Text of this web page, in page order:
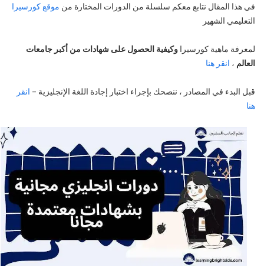
في هذا المقال نتابع معكم سلسلة من الدورات المختارة من موقع كورسيرا
التعليمي الشهير
لمعرفة ماهية كورسيرا وكيفية الحصول على شهادات من أكبر جامعات
العالم ، انقر هنا
قبل البدء في المصادر ، ننصحك بإجراء اختبار إجادة اللغة الإنجليزية – انقر
هنا